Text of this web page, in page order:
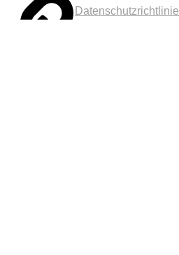
Datenschutzrichtlinie